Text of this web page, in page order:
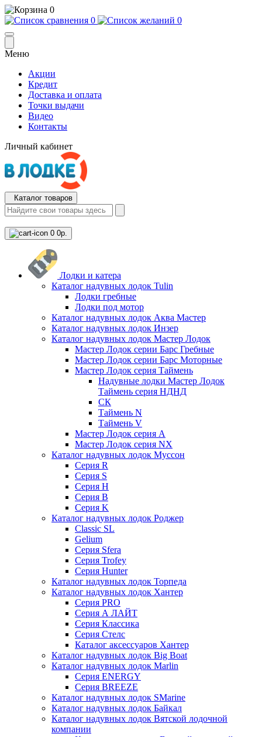
0
0
0
Меню
Акции
Кредит
Доставка и оплата
Точки выдачи
Видео
Контакты
Личный кабинет
Каталог товаров
0 0р.
Лодки и катера
Каталог надувных лодок Tulin
Лодки гребные
Лодки под мотор
Каталог надувных лодок Аква Мастер
Каталог надувных лодок Инзер
Каталог надувных лодок Мастер Лодок
Мастер Лодок серии Барс Гребные
Мастер Лодок серии Барс Моторные
Мастер Лодок серия Таймень
Надувные лодки Мастер Лодок
Таймень серия НДНД
СК
Таймень N
Таймень V
Мастер Лодок серия А
Мастер Лодок серия NX
Каталог надувных лодок Муссон
Серия R
Серия S
Серия H
Серия B
Серия K
Каталог надувных лодок Роджер
Classic SL
Gelium
Серия Sfera
Серия Trofey
Серия Hunter
Каталог надувных лодок Торпеда
Каталог надувных лодок Хантер
Серия PRO
Серия А ЛАЙТ
Серия Классика
Серия Стелс
Каталог аксессуаров Хантер
Каталог надувных лодок Big Boat
Каталог надувных лодок Marlin
Серия ENERGY
Серия BREEZE
Каталог надувных лодок SMarine
Каталог надувных лодок Байкал
Каталог надувных лодок Вятской лодочной
компании